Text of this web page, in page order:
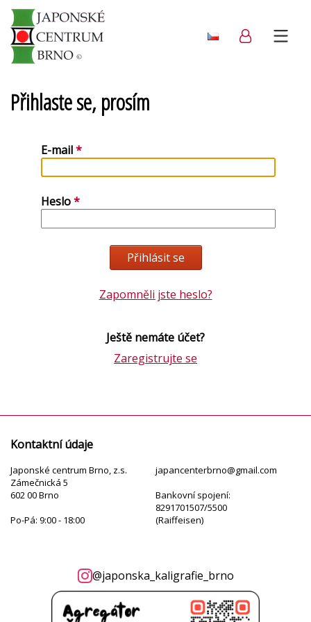
Přihlaste se, prosím
E-mail
Heslo
Zapomněli jste heslo?
Ještě nemáte účet?
Zaregistrujte se
Kontaktní údaje
Japonské centrum Brno, z.s.
Zámečnická 5
602 00 Brno
Po-Pá: 9:00 - 18:00
japancenterbrno@gmail.com
Bankovní spojení:
8291701507/5500
(Raiffeisen)
@japonska_kaligrafie_brno